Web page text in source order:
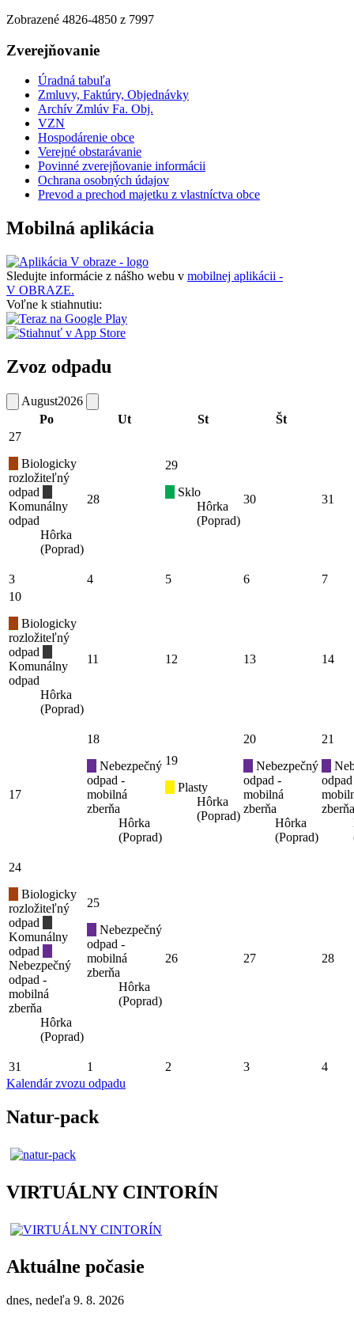
Zobrazené 4826-4850 z 7997
Zverejňovanie
Úradná tabuľa
Zmluvy, Faktúry, Objednávky
Archív Zmlúv Fa. Obj.
VZN
Hospodárenie obce
Verejné obstarávanie
Povinné zverejňovanie informácii
Ochrana osobných údajov
Prevod a prechod majetku z vlastníctva obce
Mobilná aplikácia
Sledujte informácie z nášho webu v mobilnej aplikácii -
V OBRAZE.
Voľne k stiahnutiu:
Zvoz odpadu
August2026
Po
Ut St Št
27
Biologicky
rozložiteľný
odpad
Komunálny
odpad
Hôrka
(Poprad)
28
29
Sklo
Hôrka
(Poprad)
30 31
3 4 5 6
7
10
Biologicky
rozložiteľný
odpad
Komunálny
odpad
Hôrka
(Poprad)
11 12 13 14
17
18
Nebezpečný
odpad -
mobilná
zberňa
Hôrka
(Poprad)
19
Plasty
Hôrka
(Poprad)
20
Nebezpečný
odpad -
mobilná
zberňa
Hôrka
(Poprad)
21
zberňa
24
Biologicky
rozložiteľný
odpad
Komunálny
odpad
Nebezpečný
odpad -
mobilná
zberňa
Hôrka
(Poprad)
25
Nebezpečný
odpad -
mobilná
zberňa
Hôrka
(Poprad)
26 27 28
31 1 2 3
4
Kalendár zvozu odpadu
Natur-pack
VIRTUÁLNY CINTORÍN
Aktuálne počasie
dnes, nedeľa 9. 8. 2026